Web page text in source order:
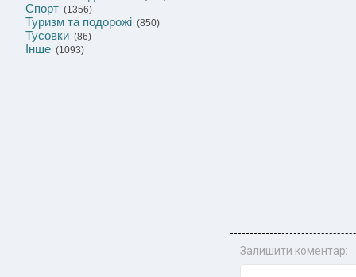
Спорт (1356)
Туризм та подорожі (850)
Тусовки (86)
Інше (1093)
Залишити коментар: